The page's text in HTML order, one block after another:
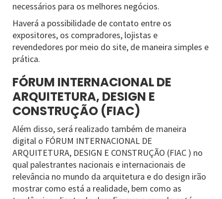
necessários para os melhores negócios.
Haverá a possibilidade de contato entre os
expositores, os compradores, lojistas e
revendedores por meio do site, de maneira simples e
prática.
FÓRUM INTERNACIONAL DE
ARQUITETURA, DESIGN E
CONSTRUÇÃO (FIAC)
Além disso, será realizado também de maneira
digital o FÓRUM INTERNACIONAL DE
ARQUITETURA, DESIGN E CONSTRUÇÃO (FIAC ) no
qual palestrantes nacionais e internacionais de
relevância no mundo da arquitetura e do design irão
mostrar como está a realidade, bem como as